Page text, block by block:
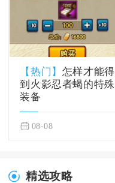
【热门】 怎样才能得
到火影忍者蝎的特殊
装备
08-08
精选攻略